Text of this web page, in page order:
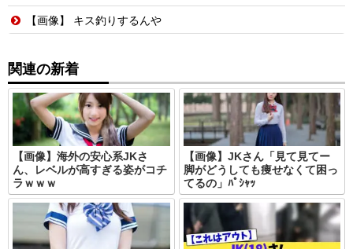
【画像】 キス釣りするんや
関連の新着
【画像】海外の安心系JKさ
ん、レベルが高すぎる姿がコチ
ラｗｗｗ
【画像】JKさん「見て見てー
脚がどうしても痩せなくて困っ
てるの」ﾊﾟｼｬｯ